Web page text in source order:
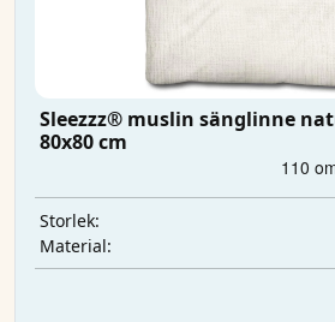
Sleezzz® muslin sänglinne
80x80 cm
Storlek:
Material: